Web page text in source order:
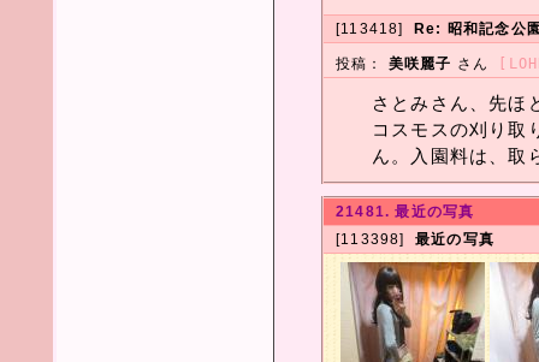
[113418] Re: 昭和記念公
投稿： 美咲麗子 さん
さとみさん、先ほ
コスモスの刈り取
ん。入園料は、取
21481. 最近の写真
[113398] 最近の写真